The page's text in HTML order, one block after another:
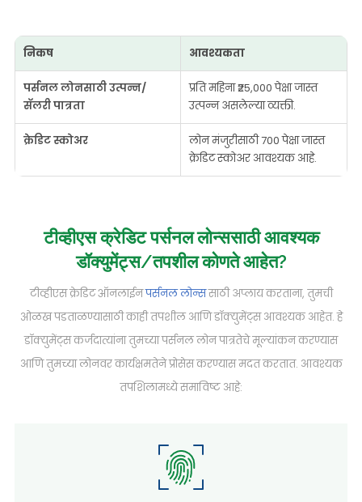
निकष आवश्यकता
पर्सनल लोनसाठी उत्पन्न/
सॅलरी पात्रता
प्रति महिना ₹25,000 पेक्षा जास्त
उत्पन्न असलेल्या व्यक्ती.
क्रेडिट स्कोअर
लोन मंजुरीसाठी 700 पेक्षा जास्त
क्रेडिट स्कोअर आवश्यक आहे.
टीव्हीएस क्रेडिट पर्सनल लोन्ससाठी आवश्यक
डॉक्युमेंट्स/तपशील कोणते आहेत?
टीव्हीएस क्रेडिट ऑनलाईनपर्सनल लोन्ससाठी अप्लाय करताना, तुमची
ओळख पडताळण्यासाठी काही तपशील आणि डॉक्युमेंट्स आवश्यक आहेत. हे
डॉक्युमेंट्स कर्जदात्यांना तुमच्या पर्सनल लोन पात्रतेचे मूल्यांकन करण्यास
आणि तुमच्या लोनवर कार्यक्षमतेने प्रोसेस करण्यास मदत करतात. आवश्यक
तपशिलामध्ये समाविष्ट आहे: